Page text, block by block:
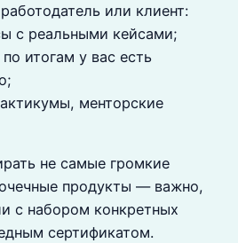
или клиент:
с реальными кейсами;
итогам у вас есть
менторские
не самые громкие
продукты — важно,
с набором конкретных
сертификатом.